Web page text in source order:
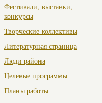
Фестивали, выставки,
конкурсы
Творческие коллективы
Литературная страница
Люди района
Целевые программы
Планы работы